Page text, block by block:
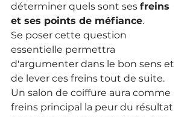
déterminer quels sont ses freins
et ses points de méfiance.
Se poser cette question
essentielle permettra
d'argumenter dans le bon sens et
de lever ces freins tout de suite.
Un salon de coiffure aura comme
freins principal la peur du résultat